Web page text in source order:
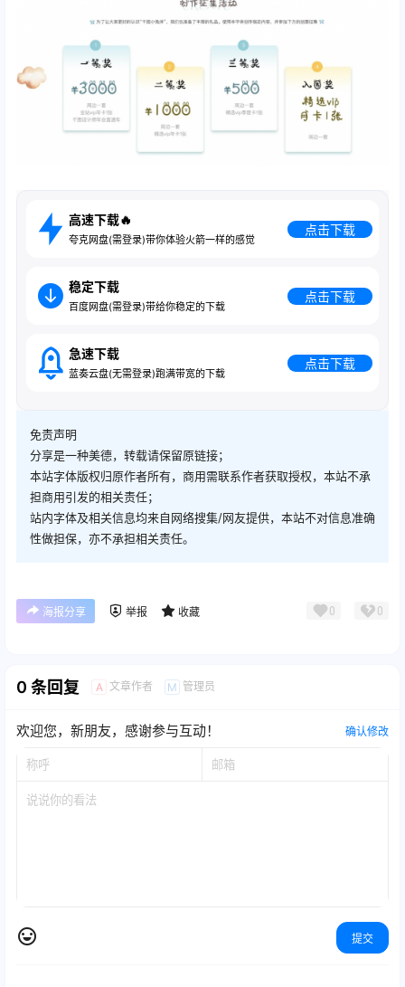
高速下载🔥
夸克网盘(需登录)带你体验火箭一样的感觉
点击下载
稳定下载
百度网盘(需登录)带给你稳定的下载
点击下载
急速下载
蓝奏云盘(无需登录)跑满带宽的下载
点击下载
免责声明
分享是一种美德，转载请保留原链接；
本站字体版权归原作者所有，商用需联系作者获取授权，本站不承
担商用引发的相关责任；
站内字体及相关信息均来自网络搜集/网友提供，本站不对信息准确
性做担保，亦不承担相关责任。
海报分享 举报 收藏 0 0
0 条回复 A 文章作者 M 管理员
欢迎您，新朋友，感谢参与互动！ 确认修改
提交